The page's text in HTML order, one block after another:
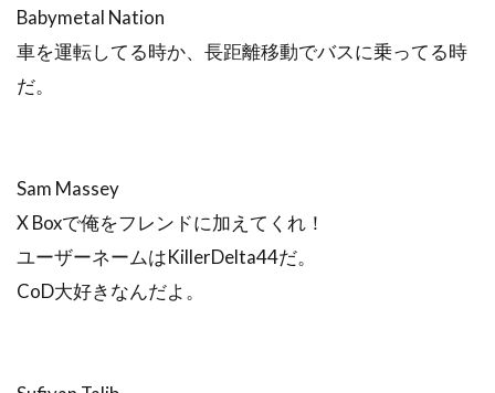
Babymetal Nation
車を運転してる時か、長距離移動でバスに乗ってる時
だ。
Sam Massey
X Boxで俺をフレンドに加えてくれ！
ユーザーネームはKillerDelta44だ。
CoD大好きなんだよ。